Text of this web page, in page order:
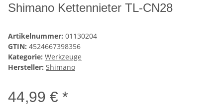
Shimano Kettennieter TL-CN28
Artikelnummer: 01130204
GTIN: 4524667398356
Kategorie: Werkzeuge
Hersteller: Shimano
44,99 € *